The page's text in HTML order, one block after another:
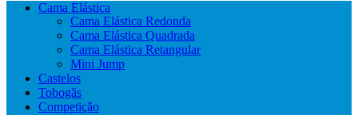
Cama Elástica
Cama Elástica Redonda
Cama Elástica Quadrada
Cama Elástica Retangular
Mini Jump
Castelos
Tobogãs
Competição